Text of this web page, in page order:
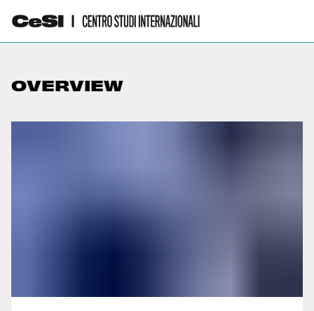
OVERVIEW